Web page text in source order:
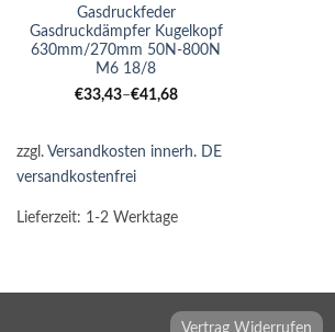
Gasdruckfeder
Gasdruckdämpfer Kugelkopf
630mm/270mm 50N-800N
M6 18/8
€33,43–€41,68
zzgl. Versandkosten innerh. DE
versandkostenfrei
Lieferzeit: 1-2 Werktage
Vertrag Widerrufen